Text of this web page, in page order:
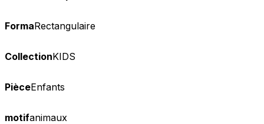
FormaRectangulaire
CollectionKIDS
PièceEnfants
motifanimaux